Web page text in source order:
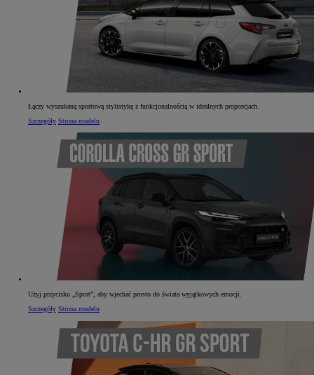
Łączy wyszukaną sportową stylistykę z funkcjonalnością w idealnych proporcjach.
Szczegóły Strona modelu
Użyj przycisku „Sport”, aby wjechać prosto do świata wyjątkowych emocji.
Szczegóły Strona modelu